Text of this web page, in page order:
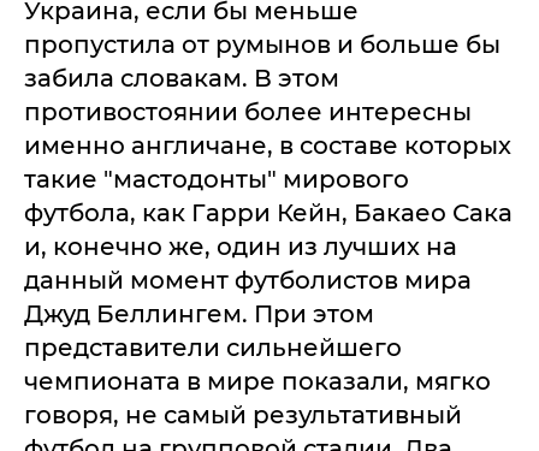
Украина, если бы меньше
пропустила от румынов и больше бы
забила словакам. В этом
противостоянии более интересны
именно англичане, в составе которых
такие "мастодонты" мирового
футбола, как Гарри Кейн, Бакаео Сака
и, конечно же, один из лучших на
данный момент футболистов мира
Джуд Беллингем. При этом
представители сильнейшего
чемпионата в мире показали, мягко
говоря, не самый результативный